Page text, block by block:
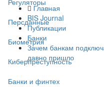
Регуляторы
Персданные
Биометрия
Киберпреступность
Банки и финтех
Главная
BIS Journal
Публикации
Банки
Зачем банкам
давно пришло